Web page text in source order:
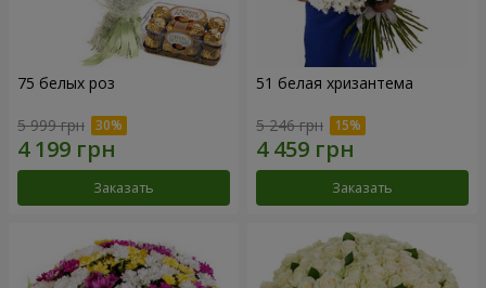
75 белых роз
5 999 грн
Заказать
51 белая хризантема
5 246 грн
Заказать